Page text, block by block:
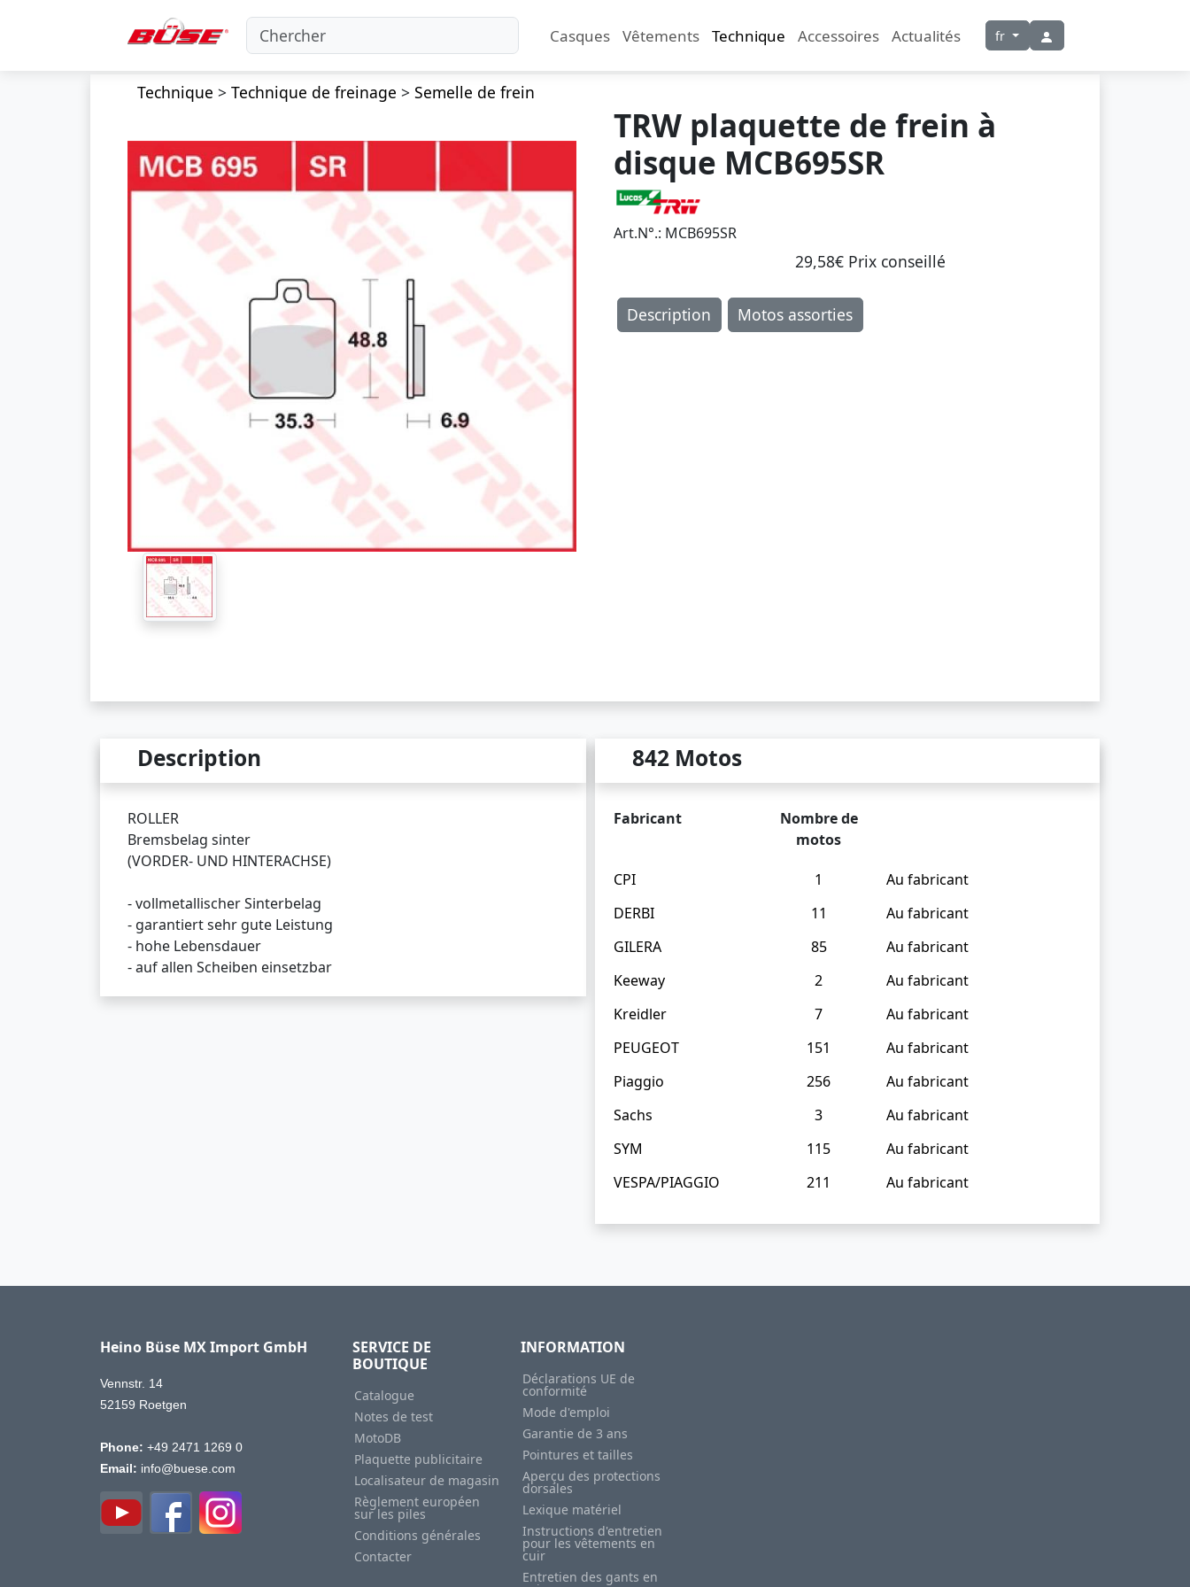
Casques Vêtements Technique Accessoires Actualités fr
Technique > Technique de freinage > Semelle de frein
TRW plaquette de frein à
disque MCB695SR
Art.N°.: MCB695SR
29,58€ Prix ​​conseillé
Description Motos assorties
Description
ROLLER
Bremsbelag sinter
(VORDER- UND HINTERACHSE)
- vollmetallischer Sinterbelag
- garantiert sehr gute Leistung
- hohe Lebensdauer
- auf allen Scheiben einsetzbar
842 Motos
Fabricant
Nombre de
motos
CPI 1
Au fabricant
DERBI
11
Au fabricant
GILERA
85
Au fabricant
Keeway
2
Au fabricant
Kreidler
7
Au fabricant
PEUGEOT
151
Au fabricant
Piaggio
256
Au fabricant
Sachs
3
Au fabricant
SYM
115
Au fabricant
VESPA/PIAGGIO
211 Au fabricant
Heino Büse MX Import GmbH
Vennstr. 14
52159 Roetgen
Phone: +49 2471 1269 0
Email: info@buese.com
SERVICE DE
BOUTIQUE
Catalogue
Notes de test
MotoDB
Plaquette publicitaire
Localisateur de magasin
Règlement européen
sur les piles
Conditions générales
Contacter
INFORMATION
Déclarations UE de
conformité
Mode d'emploi
Garantie de 3 ans
Pointures et tailles
Aperçu des protections
dorsales
Lexique matériel
Instructions d'entretien
pour les vêtements en
cuir
Entretien des gants en